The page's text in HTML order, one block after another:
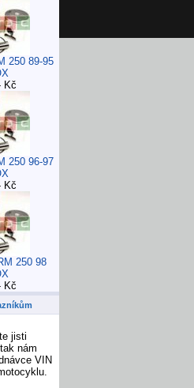
250 89-95
Kč
250 96-97
Kč
250 98
Kč
jisti
nám
VIN